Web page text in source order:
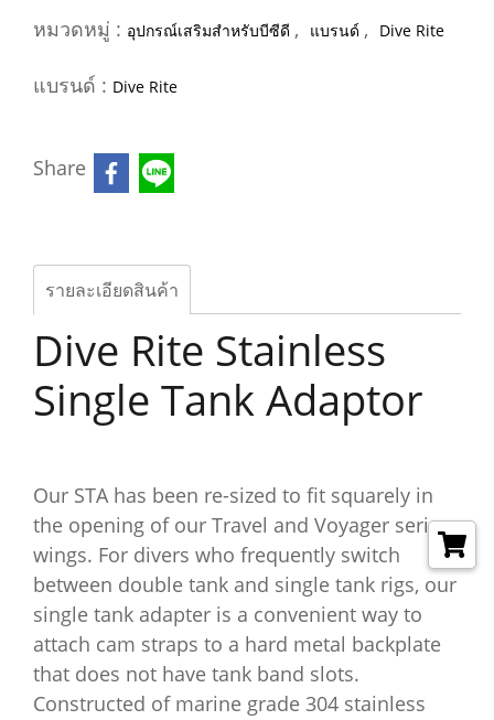
หมวดหมู่ : อุปกรณ์เสริมสำหรับบีซีดี , แบรนด์ , Dive Rite
แบรนด์ : Dive Rite
Share
รายละเอียดสินค้า
Dive Rite Stainless
Single Tank Adaptor
Our STA has been re-sized to fit squarely in
the opening of our Travel and Voyager series
wings. For divers who frequently switch
between double tank and single tank rigs, our
single tank adapter is a convenient way to
attach cam straps to a hard metal backplate
that does not have tank band slots.
Constructed of marine grade 304 stainless